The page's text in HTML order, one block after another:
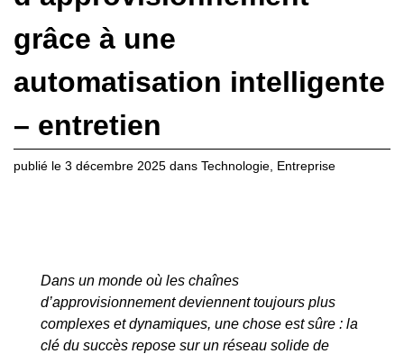
grâce à une
automatisation intelligente
– entretien
publié le 3 décembre 2025 dans Technologie Entreprise
Dans un monde où les chaînes
d’approvisionnement deviennent toujours plus
complexes et dynamiques, une chose est sûre : la
clé du succès repose sur un réseau solide de